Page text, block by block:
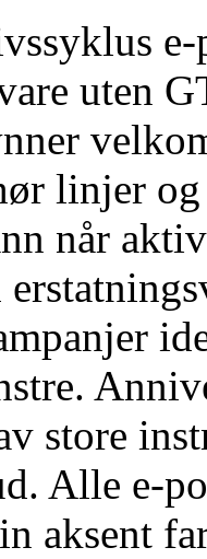
uten
linjer og
når
store
Alle e-
aksent